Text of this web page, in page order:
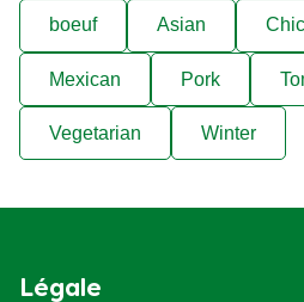
boeuf Asian
Mexican Pork
Vegetarian Winter
Légale